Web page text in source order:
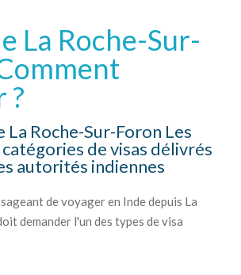
La Roche-Sur-
?
La Roche-Sur-Foron Les
de visas délivrés
autorités indiennes
de voyager en Inde depuis La
demander l'un des types de visa